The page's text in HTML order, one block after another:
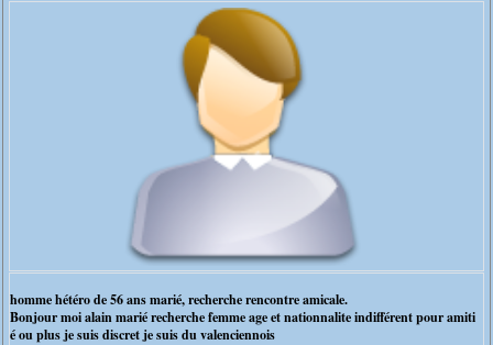
homme hétéro de 56 ans marié, recherche rencontre amicale.
Bonjour moi alain marié recherche femme age et nationnalite indifférent pour amiti
é ou plus je suis discret je suis du valenciennois